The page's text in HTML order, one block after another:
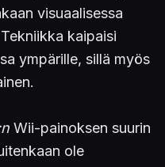
visuaalisessa
kaipaisi
ympärille, sillä myös
Wii-painoksen suurin
ole